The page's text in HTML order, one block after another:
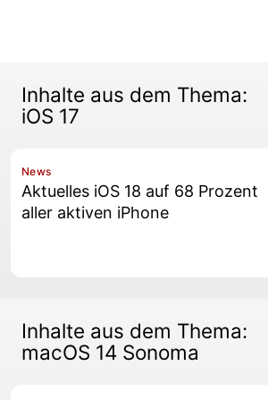
Inhalte aus dem Thema:
iOS 17
News
Aktuelles iOS 18 auf 68 Prozent
aller aktiven iPhone
Inhalte aus dem Thema:
macOS 14 Sonoma